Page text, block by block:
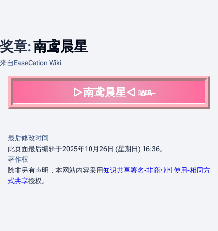
奖章:南鸢晨星
来自EaseCation Wiki
▷南鸢晨星◁ 喵呜~
最后修改时间
此页面最后编辑于2025年10月26日 (星期日) 16:36。
著作权
除非另有声明，本网站内容采用知识共享署名-非商业性使用-相同方
式共享授权。